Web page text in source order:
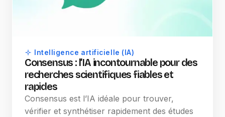
Intelligence artificielle (IA)
Consensus : l’IA incontournable pour des
recherches scientifiques fiables et
rapides
Consensus est l’IA idéale pour trouver,
vérifier et synthétiser rapidement des études